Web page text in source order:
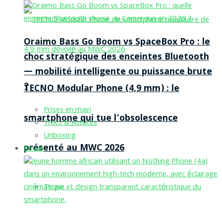
TECNO Modular Phone (4,9 mm) : le
smartphone qui tue l’obsolescence
présenté au MWC 2026
Tecno
Oraimo Bass Go Boom vs SpaceBox Pro : le
choc stratégique des enceintes Bluetooth
— mobilité intelligente ou puissance brute
?
Prises en main
Trucs & Astuces
Unboxing
Revue